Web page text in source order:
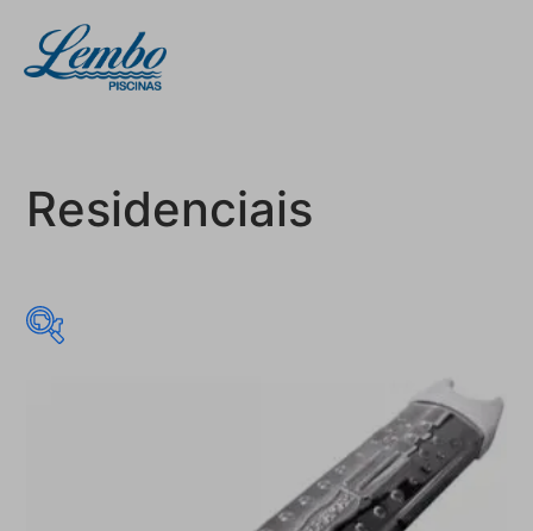
Residenciais
R$ 120
114 120